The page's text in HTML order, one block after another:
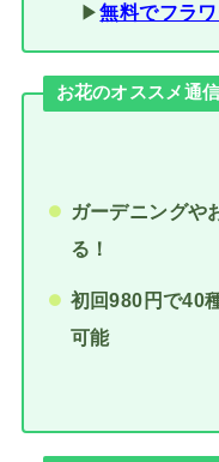
▶︎無料でフラ
お花のオススメ通
ガーデニングや
る！
初回980円で40
可能